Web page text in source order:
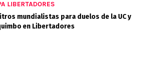
LIBERTADORES
mundialistas para duelos de la UC y
en Libertadores